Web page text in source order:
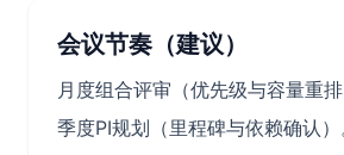
会议节奏（建议）
月度组合评审（优先级与容量重排
季度PI规划（里程碑与依赖确认）